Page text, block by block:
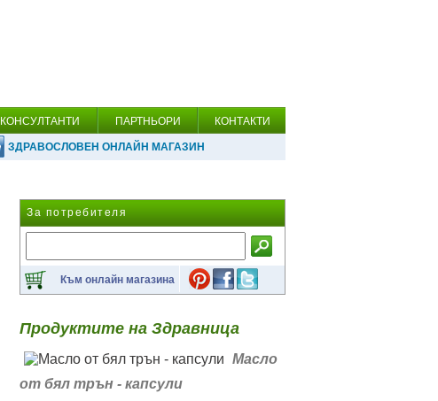
КОНСУЛТАНТИ ПАРТНЬОРИ КОНТАКТИ
ЗДРАВОСЛОВЕН ОНЛАЙН МАГАЗИН
За потребителя
Към онлайн магазина
Продуктите на Здравница
Масло
от бял трън - капсули